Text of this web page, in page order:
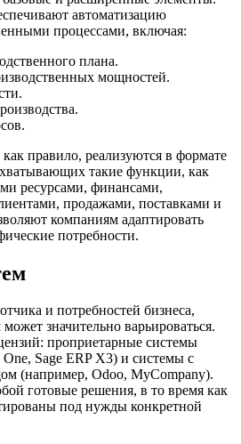
автоматизацию
процессами, включая:
плана.
мощностей.
правило, реализуются в формате
такие функции, как
ресурсами, финансами,
продажами, поставками и
компаниям адаптировать
потребности.
и потребностей бизнеса,
значительно варьироваться.
проприетарные системы
Sage ERP X3) и системы с
(например, Odoo, MyCompany).
готовые решения, в то время как
под нужды конкретной